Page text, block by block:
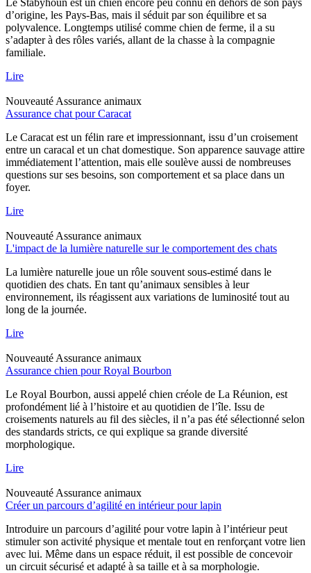
d’origine, les Pays-Bas, mais il séduit par son équilibre et sa
polyvalence. Longtemps utilisé comme chien de ferme, il a su
s’adapter à des rôles variés, allant de la chasse à la compagnie
familiale.
Lire
Nouveauté Assurance animaux
Assurance chat pour Caracat
Le Caracat est un félin rare et impressionnant, issu d’un croisement
entre un caracal et un chat domestique. Son apparence sauvage attire
immédiatement l’attention, mais elle soulève aussi de nombreuses
questions sur ses besoins, son comportement et sa place dans un
foyer.
Lire
Nouveauté Assurance animaux
L'impact de la lumière naturelle sur le comportement des chats
La lumière naturelle joue un rôle souvent sous-estimé dans le
quotidien des chats. En tant qu’animaux sensibles à leur
environnement, ils réagissent aux variations de luminosité tout au
long de la journée.
Lire
Nouveauté Assurance animaux
Assurance chien pour Royal Bourbon
Le Royal Bourbon, aussi appelé chien créole de La Réunion, est
profondément lié à l’histoire et au quotidien de l’île. Issu de
croisements naturels au fil des siècles, il n’a pas été sélectionné selon
des standards stricts, ce qui explique sa grande diversité
morphologique.
Lire
Nouveauté Assurance animaux
Créer un parcours d’agilité en intérieur pour lapin
Introduire un parcours d’agilité pour votre lapin à l’intérieur peut
stimuler son activité physique et mentale tout en renforçant votre lien
avec lui. Même dans un espace réduit, il est possible de concevoir
un circuit sécurisé et adapté à sa taille et à sa morphologie.